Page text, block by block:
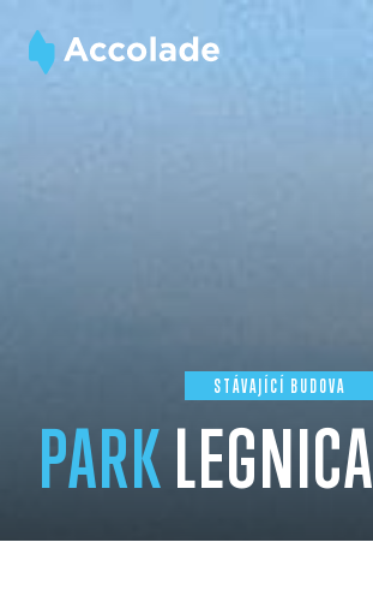
STÁVAJÍCÍ BUDOVA
PARKLEGNICA